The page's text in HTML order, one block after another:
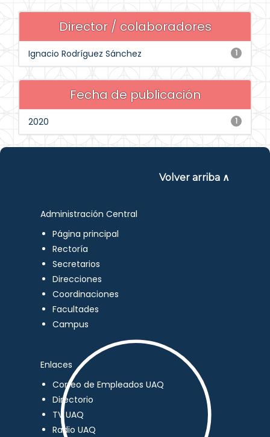
Director / colaboradores
1
Ignacio Rodríguez Sánchez
Fecha de publicación
1
2020
Volver arriba ∧
Administración Central
Página principal
Rectoría
Secretarios
Direcciones
Coordinaciones
Facultades
Campus
Enlaces
Correo de Empleados UAQ
Directorio
TV UAQ
Radio UAQ